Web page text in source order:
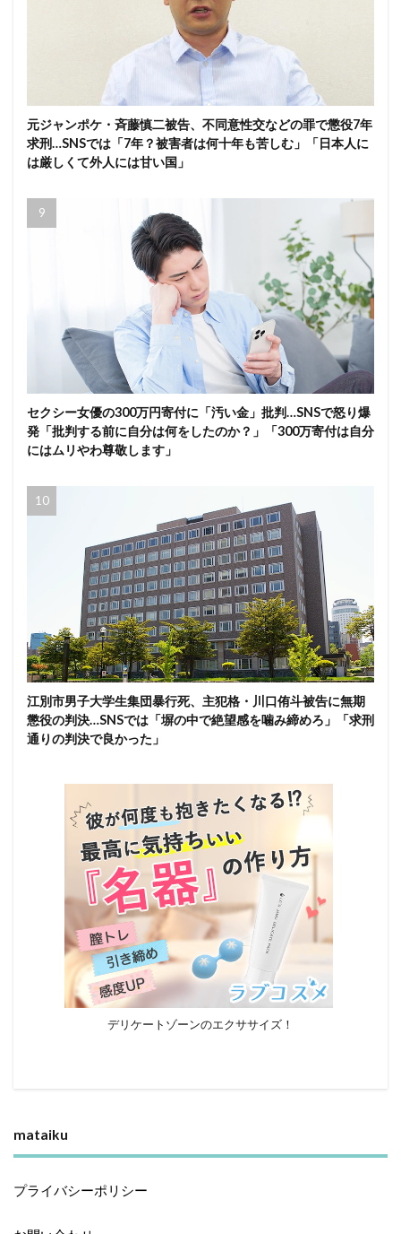
元ジャンポケ・斉藤慎二被告、不同意性交などの罪で懲役7年
求刑…SNSでは「7年？被害者は何十年も苦しむ」「日本人に
は厳しくて外人には甘い国」
セクシー女優の300万円寄付に「汚い金」批判…SNSで怒り爆
発「批判する前に自分は何をしたのか？」「300万寄付は自分
にはムリやわ尊敬します」
江別市男子大学生集団暴行死、主犯格・川口侑斗被告に無期
懲役の判決…SNSでは「塀の中で絶望感を噛み締めろ」「求刑
通りの判決で良かった」
デリケートゾーンのエクササイズ！
mataiku
プライバシーポリシー